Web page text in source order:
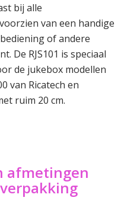
bij alle
van een handige
of andere
De RJS101 is speciaal
de jukebox modellen
van Ricatech en
ruim 20 cm.
afmetingen